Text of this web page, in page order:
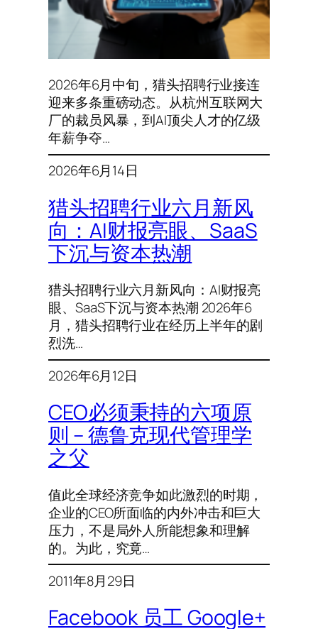
2026年6月中旬，猎头招聘行业接连
迎来多条重磅动态。从杭州互联网大
厂的裁员风暴，到AI顶尖人才的亿级
年薪争夺…
2026年6月14日
猎头招聘行业六月新风
向：AI财报亮眼、SaaS
下沉与资本热潮
猎头招聘行业六月新风向：AI财报亮
眼、SaaS下沉与资本热潮 2026年6
月，猎头招聘行业在经历上半年的剧
烈洗…
2026年6月12日
CEO必须秉持的六项原
则 – 德鲁克现代管理学
之父
值此全球经济竞争如此激烈的时期，
企业的CEO所面临的内外冲击和巨大
压力，不是局外人所能想象和理解
的。为此，究竟…
2011年8月29日
Facebook 员工 Google+